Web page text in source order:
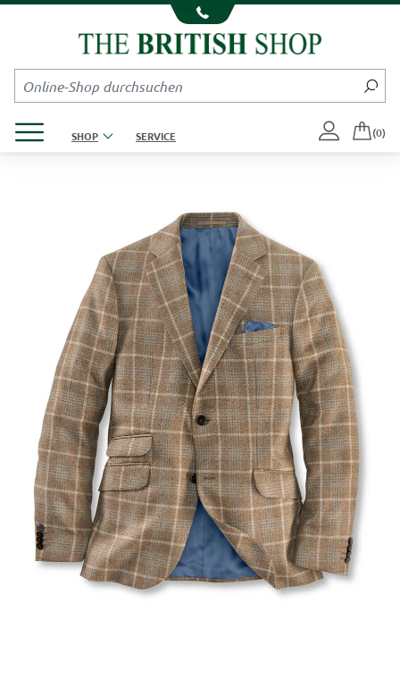
Kompletten Head der Seite überspringen
SHOP SERVICE (0)